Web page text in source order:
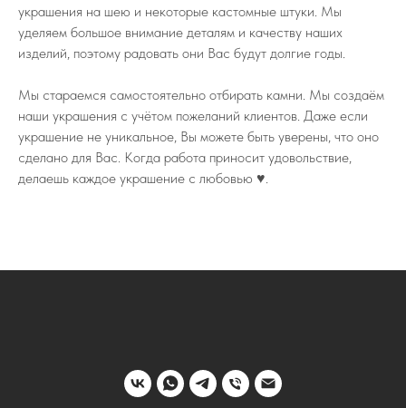
украшения на шею и некоторые кастомные штуки. Мы
уделяем большое внимание деталям и качеству наших
изделий, поэтому радовать они Вас будут долгие годы.
Мы стараемся самостоятельно отбирать камни. Мы создаём
наши украшения с учётом пожеланий клиентов. Даже если
украшение не уникальное, Вы можете быть уверены, что оно
сделано для Вас. Когда работа приносит удовольствие,
делаешь каждое украшение с любовью ♥️.